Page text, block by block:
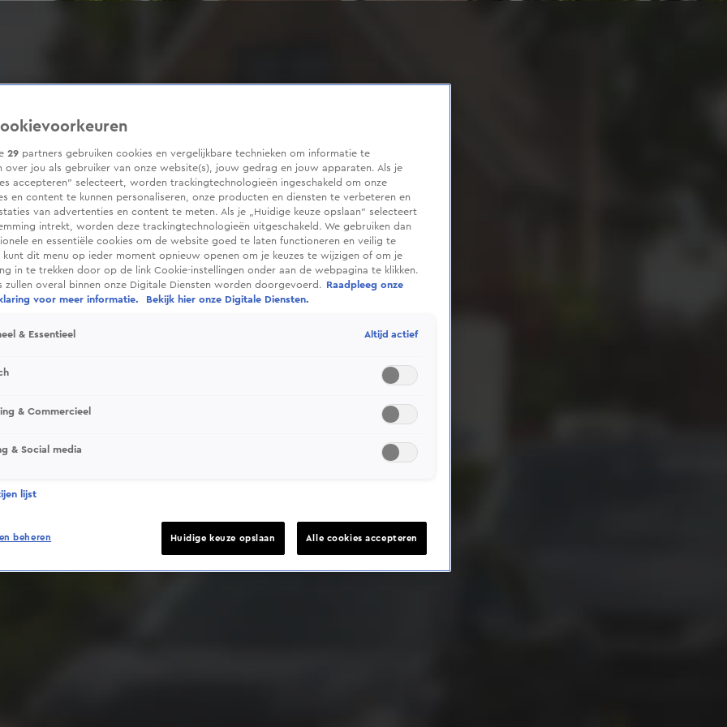
Deze video is niet beschikbaar op je huidige locatie
29 partners gebruiken cookies en vergelijkbare technieken om informatie te
over jou als gebruiker van onze website(s), jouw gedrag en jouw apparaten. Als je
accepteren” selecteert, worden trackingtechnologieën ingeschakeld om onze
en content te kunnen personaliseren, onze producten en diensten te verbeteren en
van advertenties en content te meten. Als je „Huidige keuze opslaan” selecteert
intrekt, worden deze trackingtechnologieën uitgeschakeld. We gebruiken dan
en essentiële cookies om de website goed te laten functioneren en veilig te
kunt dit menu op ieder moment opnieuw openen om je keuzes te wijzigen of om je
in te trekken door op de link Cookie-instellingen onder aan de webpagina te klikken.
zullen overal binnen onze Digitale Diensten worden doorgevoerd.
Raadpleeg onze
voor meer informatie.
Bekijk hier onze Digitale Diensten.
& Essentieel Altijd actief
& Commercieel
& Social media
lijst
beheren Huidige keuze opslaan Alle cookies accepteren